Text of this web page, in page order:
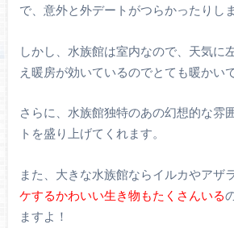
で、意外と外デートがつらかったりしま
しかし、水族館は室内なので、天気に
え暖房が効いているのでとても暖かいで
さらに、水族館独特のあの幻想的な雰
トを盛り上げてくれます。
また、大きな水族館ならイルカやアザ
ケするかわいい生き物もたくさんいる
ますよ！